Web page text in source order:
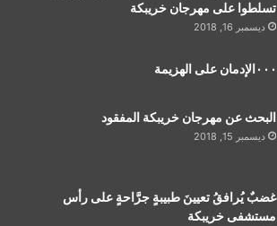
تسلطوا على مهرجان خريبكة
ديسمبر 16, 2018
البحث عن مهرجان خريبكة المفقود
ديسمبر 15, 2018
غضبٌ يُرافقُ تعيينَ طبيبةٍ جرَّاحةٍ على رأس
مستشفى خريبكة